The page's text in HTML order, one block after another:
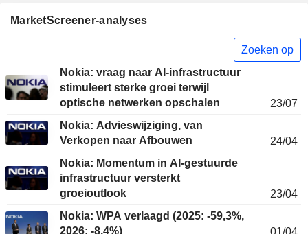
MarketScreener-analyses
Zoeken op
Nokia: vraag naar AI-infrastructuur
stimuleert sterke groei terwijl
optische netwerken opschalen
23/07
Nokia: Advieswijziging, van
Verkopen naar Afbouwen
24/04
Nokia: Momentum in AI-gestuurde
infrastructuur versterkt
groeioutlook
23/04
Nokia: WPA verlaagd (2025: -59,3%,
2026: -8,4%)